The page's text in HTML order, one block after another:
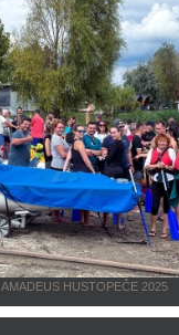
AMADEUS HUSTOPEČE 2025